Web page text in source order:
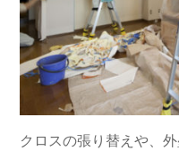
クロスの張り替えや、